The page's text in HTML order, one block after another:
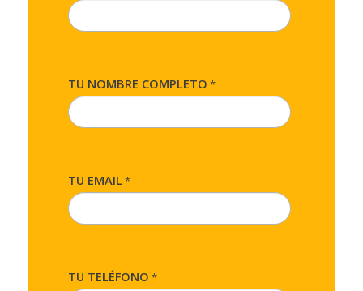
TU NOMBRE COMPLETO *
TU EMAIL*
TU TELÉFONO *